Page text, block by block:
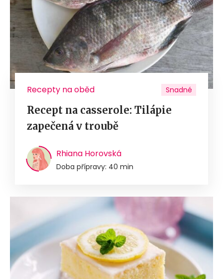
Recepty na oběd Snadné
Recept na casserole: Tilápie
zapečená v troubě
Rhiana Horovská
Doba přípravy: 40 min